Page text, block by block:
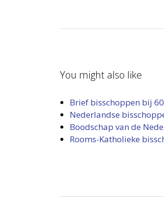
You might also like
Brief bisschoppen bij
Nederlandse
Boodschap van de
Rooms-Katholieke